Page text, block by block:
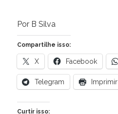
Por B Silva
Compartilhe isso:
X Facebook
Telegram Imprimir
Curtir isso: